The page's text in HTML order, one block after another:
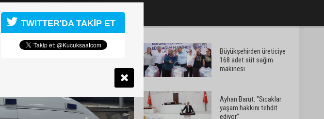
Büyükşehirden üreticiye
168 adet süt sağım
makinesi
Ayhan Barut: "Sıcaklar
yaşam hakkını tehdit
ediyor"
TWITTER'DA TAKİP ET